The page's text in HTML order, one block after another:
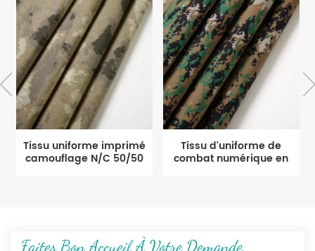
Tissu uniforme imprimé
camouflage N/C 50/50
Tissu d'uniforme de
combat numérique en
Faites Bon Accueil À Votre Demande